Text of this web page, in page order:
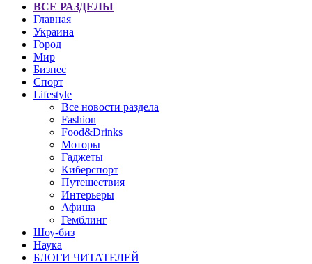
ВСЕ РАЗДЕЛЫ
Главная
Украина
Город
Мир
Бизнес
Спорт
Lifestyle
Все новости раздела
Fashion
Food&Drinks
Моторы
Гаджеты
Киберспорт
Путешествия
Интерьеры
Афиша
Гемблинг
Шоу-биз
Наука
БЛОГИ ЧИТАТЕЛЕЙ